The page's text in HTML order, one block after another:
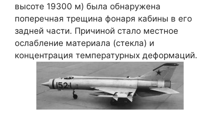
высоте 19300 м) была обнаружена
поперечная трещина фонаря кабины в его
задней части. Причиной стало местное
ослабление материала (стекла) и
концентрация температурных деформаций.